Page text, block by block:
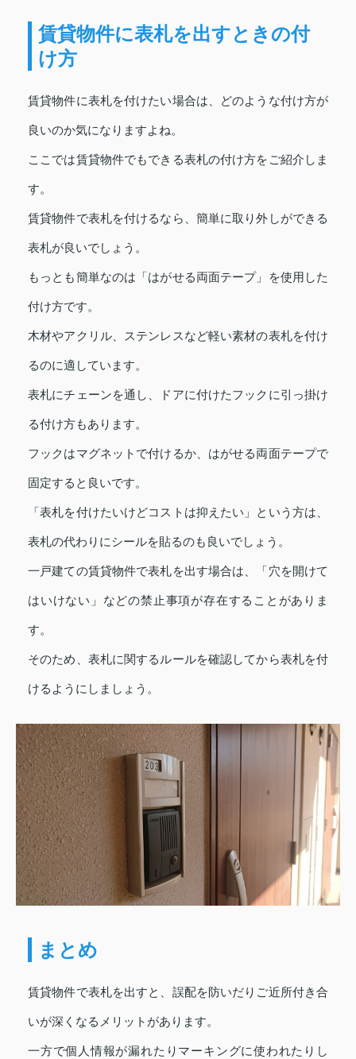
賃貸物件に表札を出すときの付
け方
賃貸物件に表札を付けたい場合は、どのような付け方が
良いのか気になりますよね。
ここでは賃貸物件でもできる表札の付け方をご紹介しま
す。
賃貸物件で表札を付けるなら、簡単に取り外しができる
表札が良いでしょう。
もっとも簡単なのは「はがせる両面テープ」を使用した
付け方です。
木材やアクリル、ステンレスなど軽い素材の表札を付け
るのに適しています。
表札にチェーンを通し、ドアに付けたフックに引っ掛け
る付け方もあります。
フックはマグネットで付けるか、はがせる両面テープで
固定すると良いです。
「表札を付けたいけどコストは抑えたい」という方は、
表札の代わりにシールを貼るのも良いでしょう。
一戸建ての賃貸物件で表札を出す場合は、「穴を開けて
はいけない」などの禁止事項が存在することがありま
す。
そのため、表札に関するルールを確認してから表札を付
けるようにしましょう。
まとめ
賃貸物件で表札を出すと、誤配を防いだりご近所付き合
いが深くなるメリットがあります。
一方で個人情報が漏れたりマーキングに使われたりし